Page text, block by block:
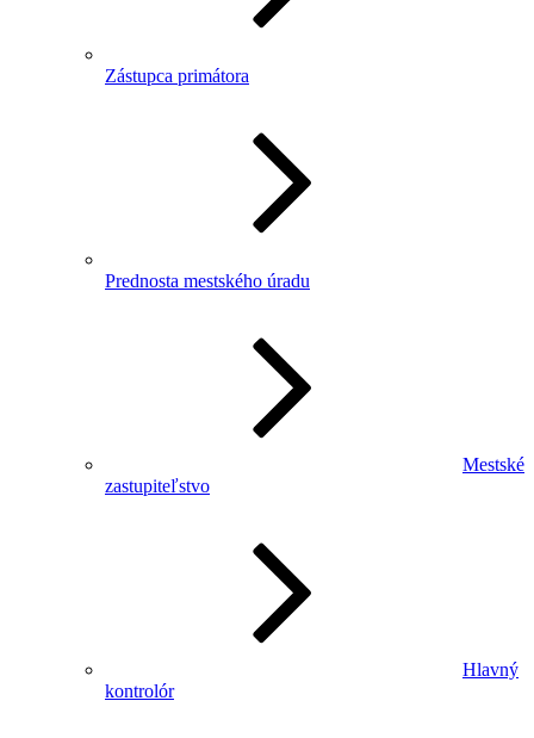
Zástupca primátora
Prednosta mestského úradu
Mestské
zastupiteľstvo
Hlavný
kontrolór